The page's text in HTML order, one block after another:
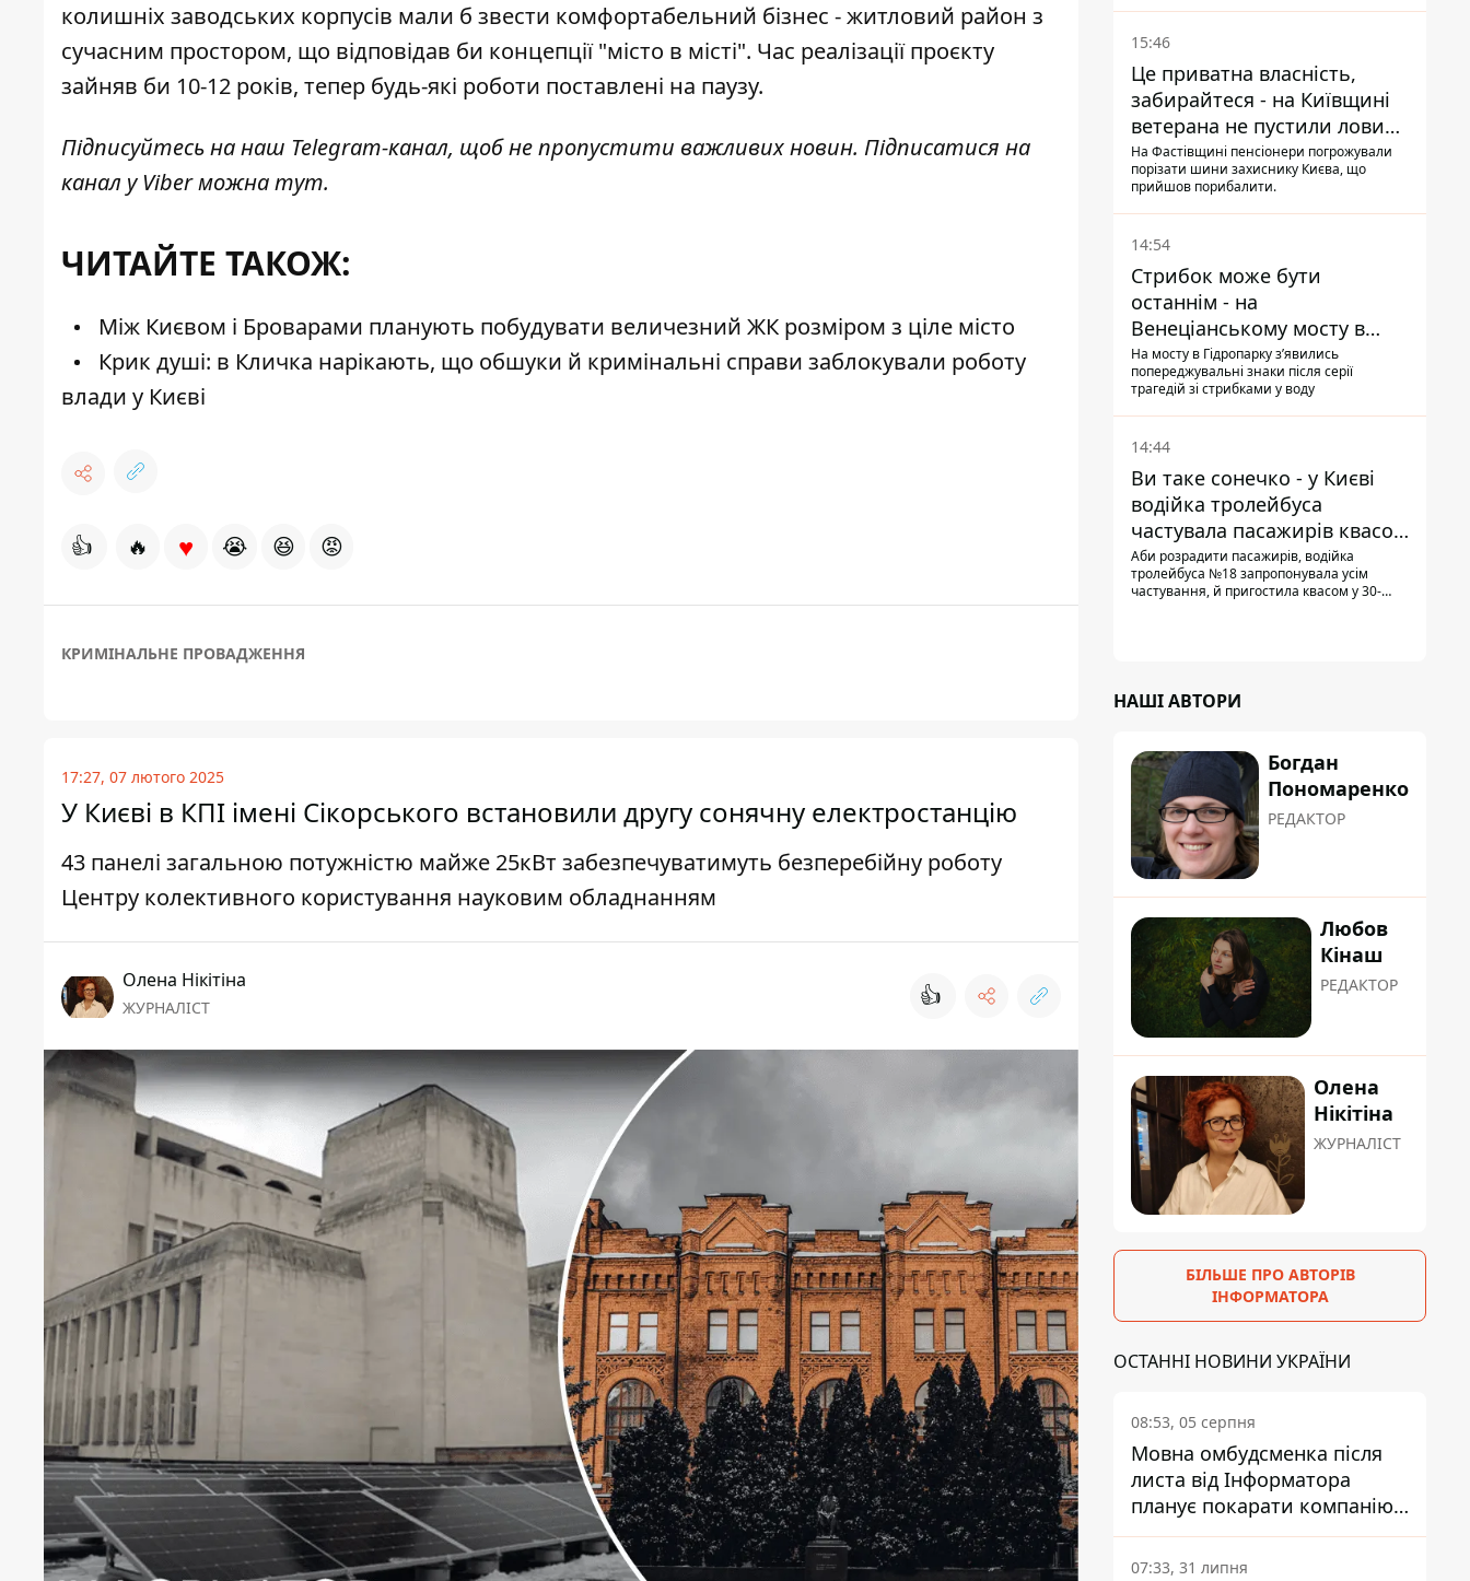
колишніх заводських корпусів мали б звести комфортабельний бізнес - житловий район з
сучасним простором, що відповідав би концепції "місто в місті". Час реалізації проєкту
зайняв би 10-12 років, тепер будь-які роботи поставлені на паузу.
Підписуйтесь на наш Telegram-канал, щоб не пропустити важливих новин. Підписатися на
канал у Viber можнатут.
ЧИТАЙТЕ ТАКОЖ:
Між Києвом і Броварами планують побудувати величезний ЖК розміром з ціле місто
Крик душі: в Кличка нарікають, що обшуки й кримінальні справи заблокували роботу
влади у Києві
👍 🔥 ♥ 😭 😆 😡
КРИМІНАЛЬНЕ ПРОВАДЖЕННЯ
17:27, 07 лютого 2025
У Києві в КПІ імені Сікорського встановили другу сонячну електростанцію
43 панелі загальною потужністю майже 25кВт забезпечуватимуть безперебійну роботу
Центру колективного користування науковим обладнанням
Олена Нікітіна
ЖУРНАЛІСТ 👍
15:46
Це приватна власність,
забирайтеся - на Київщині
ветерана не пустили ловити
рибу в озері
На Фастівщині пенсіонери погрожували
порізати шини захиснику Києва, що
прийшов порибалити.
14:54
Стрибок може бути
останнім - на
Венеціанському мосту в
Гідропарку встановили
таблички для відчайдухів
На мосту в Гідропарку зʼявились
попереджувальні знаки після серії
трагедій зі стрибками у воду
14:44
Ви таке сонечко - у Києві
водійка тролейбуса
частувала пасажирів квасом
під час знеструмлення
мережі
Аби розрадити пасажирів, водійка
тролейбуса №18 запропонувала усім
частування, й пригостила квасом у 30-
НАШІ АВТОРИ
Богдан
Пономаренко
РЕДАКТОР
Любов
Кінаш
РЕДАКТОР
Олена
Нікітіна
ЖУРНАЛІСТ
БІЛЬШЕ ПРО АВТОРІВ
ІНФОРМАТОРА
ОСТАННІ НОВИНИ УКРАЇНИ
08:53, 05 серпня
Мовна омбудсменка після
листа від Інформатора
планує покарати компанію-
підрядника ПриватБанку
07:33, 31 липня